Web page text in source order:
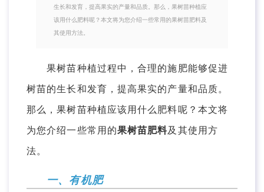
生长和发育，提高果实的产量和品质。那么，果树苗种植应
该用什么肥料呢？本文将为您介绍一些常用的果树苗肥料及
其使用方法。
果树苗种植过程中，合理的施肥能够促进
树苗的生长和发育，提高果实的产量和品质。
那么，果树苗种植应该用什么肥料呢？本文将
为您介绍一些常用的果树苗肥料及其使用方
法。
一、有机肥